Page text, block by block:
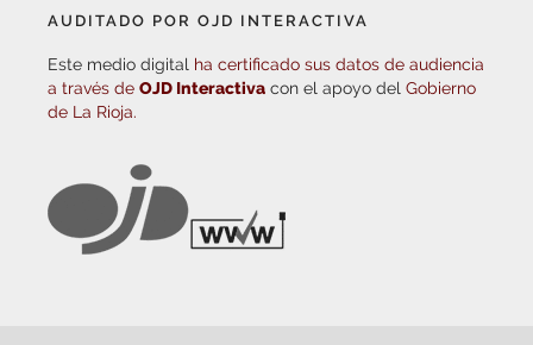
AUDITADO POR OJD INTERACTIVA
Este medio digital ha certificado sus datos de audiencia
a través de OJD Interactiva con el apoyo del Gobierno
de La Rioja.